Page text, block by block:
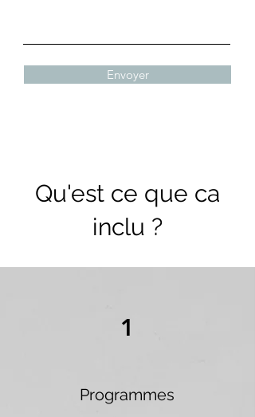
Envoyer
Qu'est ce que ca
inclu ?
1
Programmes